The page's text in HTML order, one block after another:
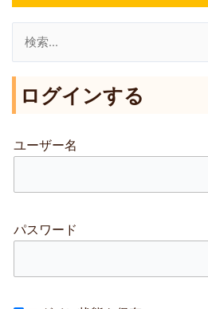
索
象
ログインする
ユーザー名
パスワード